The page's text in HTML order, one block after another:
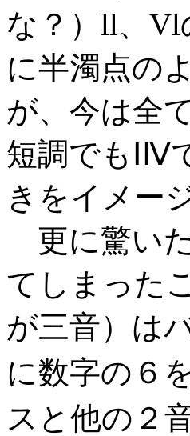
な？）ll、Vl
に半濁点の
が、今は全
短調でもⅠⅣ
きをイメー
更に驚い
てしまった
が三音）は
に数字の６
スと他の２